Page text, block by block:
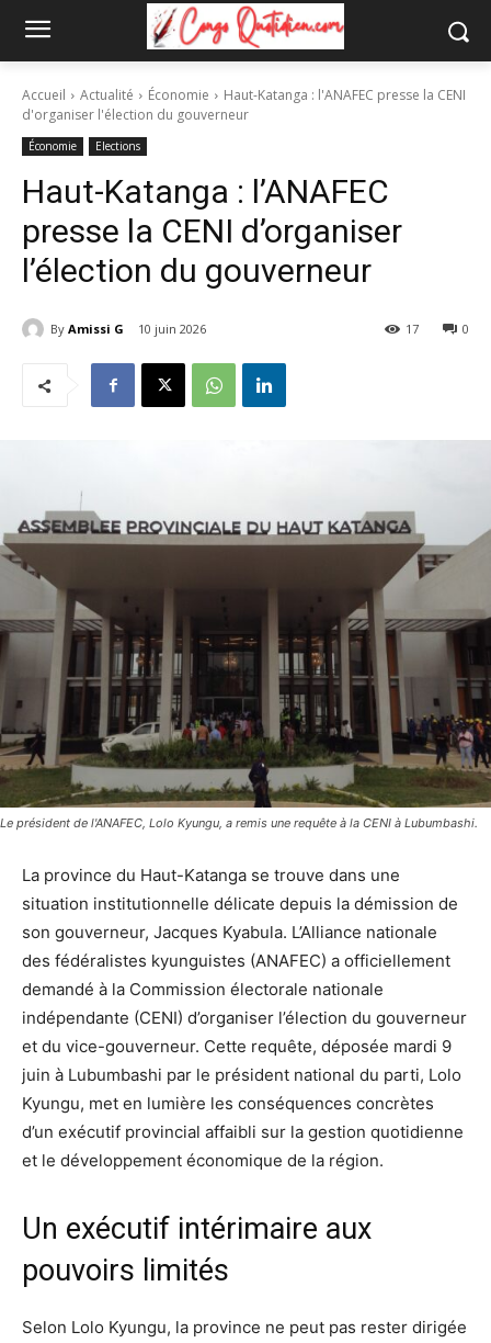
Accueil Actualité Économie
Haut-Katanga : l'ANAFEC presse la CENI
d'organiser l'élection du gouverneur
Économie Elections
Haut-Katanga : l’ANAFEC
presse la CENI d’organiser
l’élection du gouverneur
By Amissi G 10 juin 2026 0
17
Le président de l'ANAFEC, Lolo Kyungu, a remis une requête à la CENI à Lubumbashi.
La province du Haut-Katanga se trouve dans une
situation institutionnelle délicate depuis la démission de
son gouverneur, Jacques Kyabula. L’Alliance nationale
des fédéralistes kyunguistes (ANAFEC) a officiellement
demandé à la Commission électorale nationale
indépendante (CENI) d’organiser l’élection du gouverneur
et du vice-gouverneur. Cette requête, déposée mardi 9
juin à Lubumbashi par le président national du parti, Lolo
Kyungu, met en lumière les conséquences concrètes
d’un exécutif provincial affaibli sur la gestion quotidienne
et le développement économique de la région.
Un exécutif intérimaire aux
pouvoirs limités
Selon Lolo Kyungu, la province ne peut pas rester dirigée